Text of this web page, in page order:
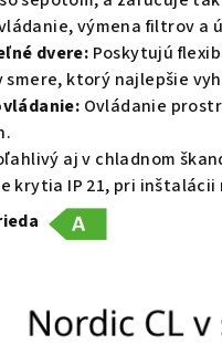
výmena filtrov a
dvere: Poskytujú
ktorý najlepšie
Ovládanie
aj v chladnom
krytia IP 21, pri inštalácii